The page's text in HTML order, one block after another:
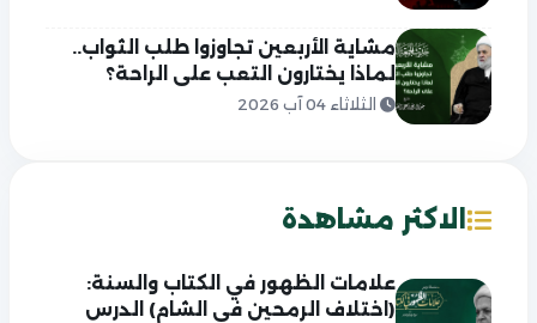
مشاية الأربعين تجاوزوا طلب الثواب..
لماذا يختارون التعب على الراحة؟
الثلاثاء 04 آب 2026
الاكثر مشاهدة
علامات الظهور في الكتاب والسنة:
(اختلاف الرمحين في الشام) الدرس